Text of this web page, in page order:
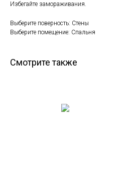
Избегайте замораживания.
Выберите поверность: Стены
Выберите помещение: Спальня
Смотрите также